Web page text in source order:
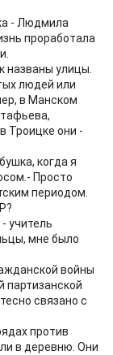
- Людмила
проработала
названы улицы.
людей или
в Манском
Троицке они -
когда я
Просто
периодом.
учитель
мне было
войны
партизанской
связано с
против
в деревню. Они